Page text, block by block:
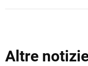
Altre